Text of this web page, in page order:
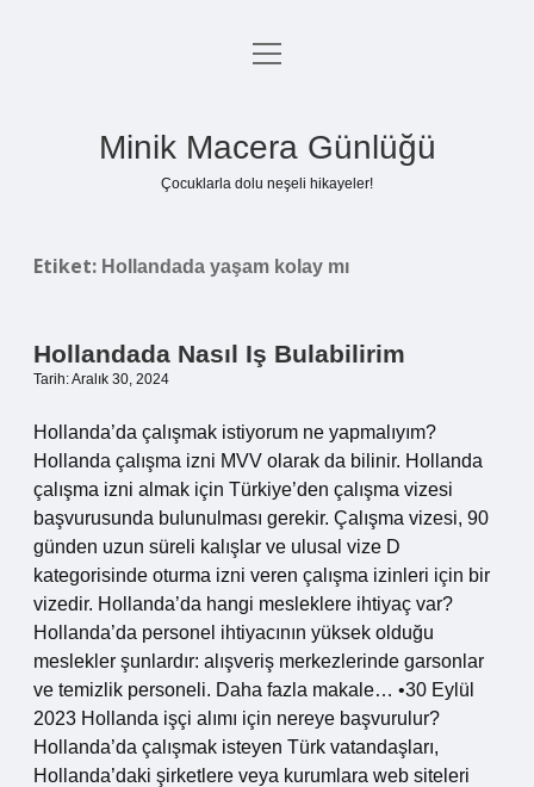
Anasayfa
menüyü
Minik Macera Günlüğü
Çocuklarla dolu neşeli hikayeler!
Etiket: Hollandada yaşam kolay mı
Hollandada Nasıl Iş Bulabilirim
Tarih: Aralık 30, 2024
Hollanda’da çalışmak istiyorum ne yapmalıyım?
Hollanda çalışma izni MVV olarak da bilinir. Hollanda
çalışma izni almak için Türkiye’den çalışma vizesi
başvurusunda bulunulması gerekir. Çalışma vizesi, 90
günden uzun süreli kalışlar ve ulusal vize D
kategorisinde oturma izni veren çalışma izinleri için bir
vizedir. Hollanda’da hangi mesleklere ihtiyaç var?
Hollanda’da personel ihtiyacının yüksek olduğu
meslekler şunlardır: alışveriş merkezlerinde garsonlar
ve temizlik personeli. Daha fazla makale… •30 Eylül
2023 Hollanda işçi alımı için nereye başvurulur?
Hollanda’da çalışmak isteyen Türk vatandaşları,
Hollanda’daki şirketlere veya kurumlara web siteleri